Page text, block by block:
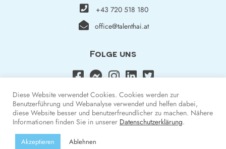
+43 720 518 180
office@talenthai.at
Folge uns
© 2025 Talenthai e.U. | ALLE RECHTE VORBEHALTEN.
Diese Website verwendet Cookies. Cookies werden zur
Benutzerführung und Webanalyse verwendet und helfen dabei,
diese Website besser und benutzerfreundlicher zu machen. Nähere
Informationen finden Sie in unserer Datenschutzerklärung.
Akzeptieren Ablehnen